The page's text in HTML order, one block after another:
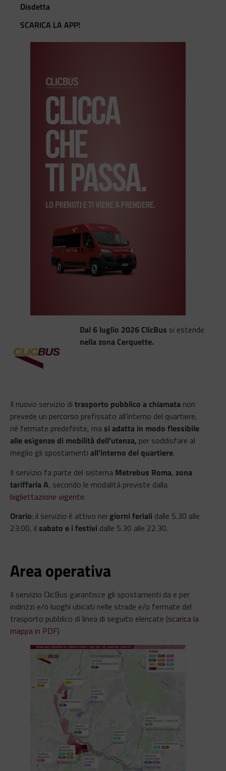
Disdetta
SCARICA LA APP!
Dal 6 luglio 2026 ClicBus si estende
nella zona Cerquette.
Il nuovo servizio di trasporto pubblico a chiamata non
prevede un percorso prefissato all’interno del quartiere,
né fermate predefinite, ma si adatta in modo flessibile
alle esigenze di mobilità dell’utenza, per soddisfare al
meglio gli spostamenti all’interno del quartiere.
Il servizio fa parte del sistema Metrebus Roma, zona
tariffaria A, secondo le modalità previste dalla
bigliettazione vigente.
Orario: il servizio è attivo nei giorni feriali dalle 5.30 alle
23.00, il sabato e i festivi dalle 5.30 alle 22.30.
Area operativa
Il servizio ClicBus garantisce gli spostamenti da e per
indirizzi e/o luoghi ubicati nelle strade e/o fermate del
trasporto pubblico di linea di seguito elencate (scarica la
mappa in PDF)